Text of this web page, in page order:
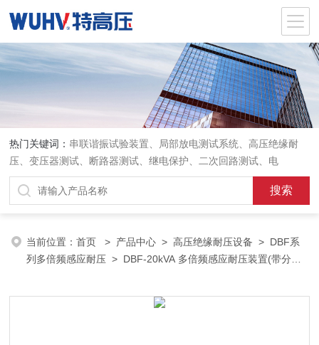
热门关键词： 串联谐振试验装置、局部放电测试系统、高压绝缘耐
压、变压器测试、断路器测试、继电保护、二次回路测试、电
当前位置：首页 > 产品中心 >高压绝缘耐压设备 > DBF系
列多倍频感应耐压 > DBF-20kVA 多倍频感应耐压装置(带分压